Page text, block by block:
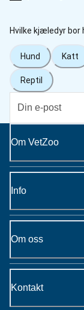
Hvilke kjæledyr bor
Hund Katt
Reptil
Om VetZoo
Info
Om oss
Kontakt